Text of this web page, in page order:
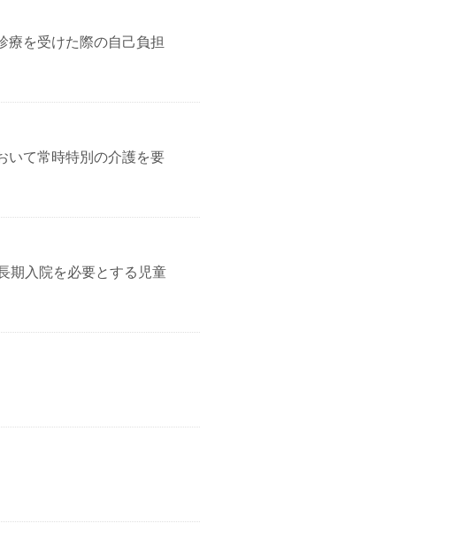
療を受けた際の自己負担
いて常時特別の介護を要
期入院を必要とする児童